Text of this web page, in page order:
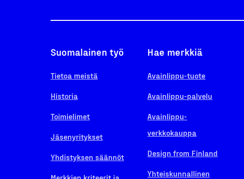
Suomalainen työ
Tietoa meistä
Historia
Toimielimet
Jäsenyritykset
Yhdistyksen säännöt
Hae merkkiä
Avainlippu-tuote
Avainlippu-palvelu
Avainlippu-
verkkokauppa
Design from Finland
Yhteiskunnallinen